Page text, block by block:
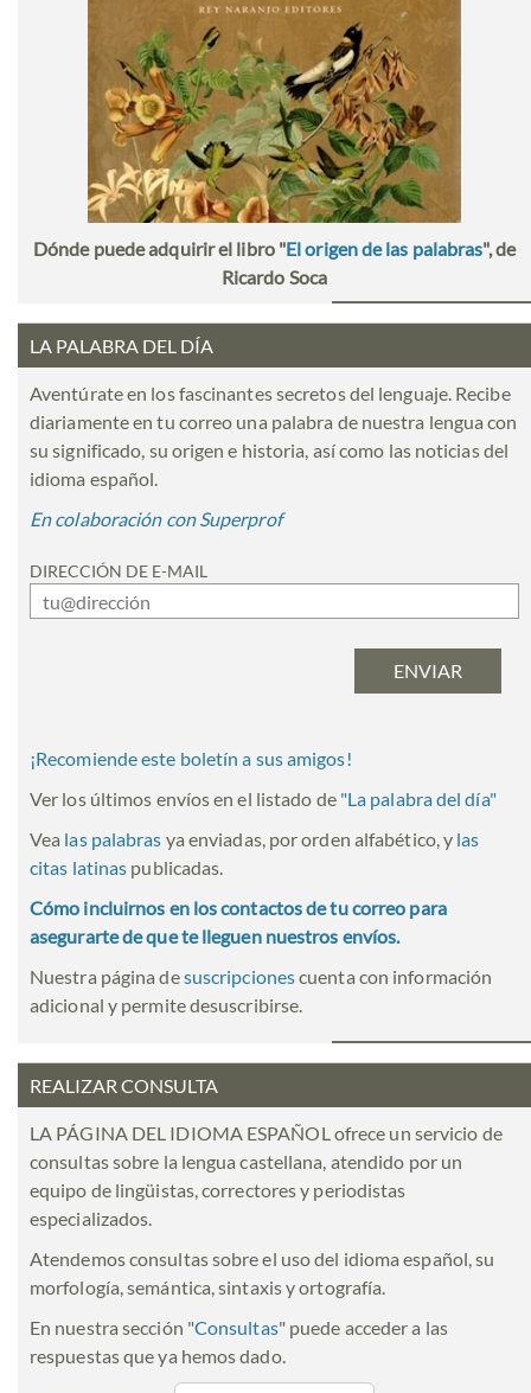
Dónde puede adquirir el libro "El origen de las palabras", de
Ricardo Soca
LA PALABRA DEL DÍA
Aventúrate en los fascinantes secretos del lenguaje. Recibe
diariamente en tu correo una palabra de nuestra lengua con
su significado, su origen e historia, así como las noticias del
idioma español.
En colaboración con Superprof
DIRECCIÓN DE E-MAIL
¡Recomiende este boletín a sus amigos!
Ver los últimos envíos en el listado de "La palabra del día"
Vea las palabras ya enviadas, por orden alfabético, y las
citas latinas publicadas.
Cómo incluirnos en los contactos de tu correo para
asegurarte de que te lleguen nuestros envíos.
Nuestra página desuscripcionescuenta con información
adicional y permite desuscribirse.
REALIZAR CONSULTA
LA PÁGINA DEL IDIOMA ESPAÑOL ofrece un servicio de
consultas sobre la lengua castellana, atendido por un
equipo de lingüistas, correctores y periodistas
especializados.
Atendemos consultas sobre el uso del idioma español, su
morfología, semántica, sintaxis y ortografía.
En nuestra sección "Consultas" puede acceder a las
respuestas que ya hemos dado.